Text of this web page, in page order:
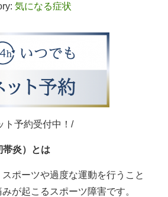
気になる症状
ト予約受付中！/
帯炎）とは
ポーツや過度な運動を行うこと
が起こるスポーツ障害です。